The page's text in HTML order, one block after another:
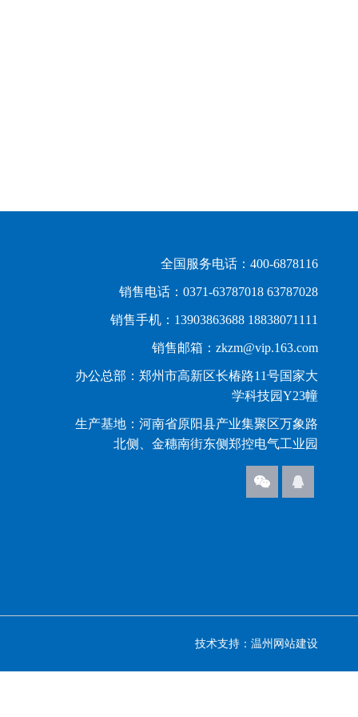
全国服务电话：400-6878116
销售电话：0371-63787018 63787028
销售手机：13903863688 18838071111
销售邮箱：zkzm@vip.163.com
办公总部：郑州市高新区长椿路11号国家大
学科技园Y23幢
生产基地：河南省原阳县产业集聚区万象路
北侧、金穗南街东侧郑控电气工业园
技术支持： 温州网站建设